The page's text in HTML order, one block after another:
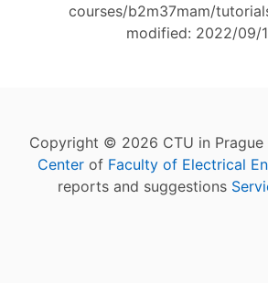
courses/b2m37mam/
modified: 2022/09/
Copyright © 2026 CTU in
Center of Faculty of Electrical
reports and suggestions